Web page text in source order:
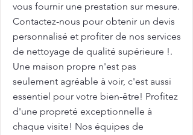
vous fournir une prestation sur mesure.
Contactez-nous pour obtenir un devis
personnalisé et profiter de nos services
de nettoyage de qualité supérieure !.
Une maison propre n'est pas
seulement agréable à voir, c'est aussi
essentiel pour votre bien-être! Profitez
d'une propreté exceptionnelle à
chaque visite! Nos équipes de